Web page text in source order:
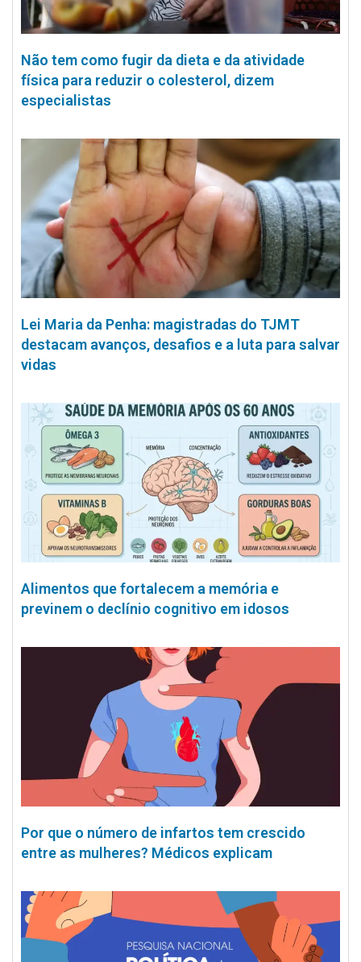
Não tem como fugir da dieta e da atividade
física para reduzir o colesterol, dizem
especialistas
Lei Maria da Penha: magistradas do TJMT
destacam avanços, desafios e a luta para salvar
vidas
Alimentos que fortalecem a memória e
previnem o declínio cognitivo em idosos
Por que o número de infartos tem crescido
entre as mulheres? Médicos explicam